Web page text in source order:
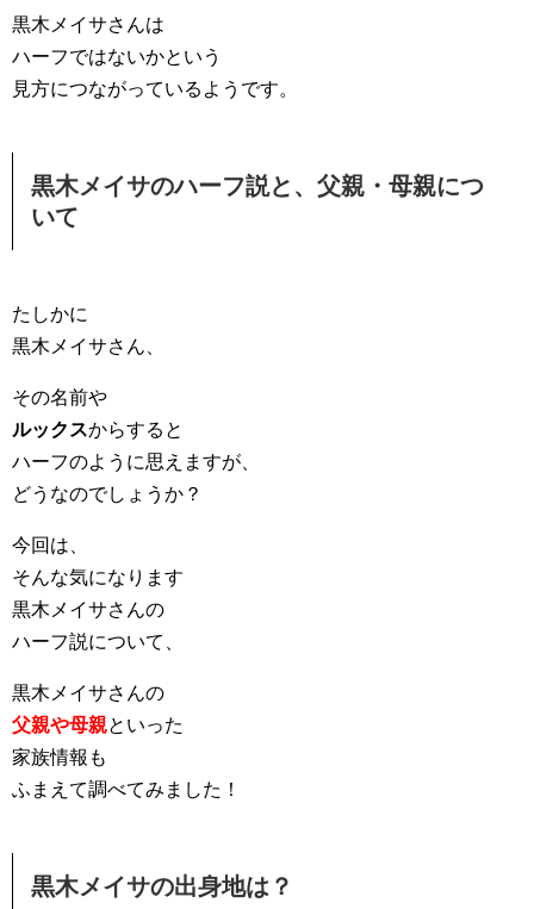
黒木メイサさんは
ハーフではないかという
見方につながっているようです。
黒木メイサのハーフ説と、父親・母親につ
いて
たしかに
黒木メイサさん、
その名前や
ルックスからすると
ハーフのように思えますが、
どうなのでしょうか？
今回は、
そんな気になります
黒木メイサさんの
ハーフ説について、
黒木メイサさんの
父親や母親といった
家族情報も
ふまえて調べてみました！
黒木メイサの出身地は？